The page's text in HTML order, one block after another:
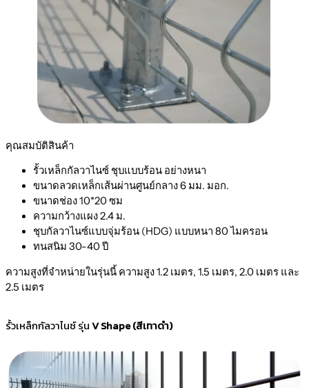
คุณสมบัติสินค้า
รั้วเหล็กกัลวาไนซ์ ชุบแบบร้อน อย่างหนา
ขนาดลวดเหล็กเส้นผ่านศูนย์กลาง 6 มม. มอก.
ขนาดช่อง 10*20 ซม
ความกว้างแผง 2.4 ม.
ชุบกัลวาไนซ์แบบจุ่มร้อน (HDG) แบบหนา 80 ไมครอน
ทนสนิม 30-40 ปี
ความสูงที่จำหน่ายในรุ่นนี้ ความสูง 1.2 เมตร, 1.5 เมตร, 2.0 เมตร และ
2.5 เมตร
รั้วเหล็กกัลวาไนซ์ รุ่นV Shape (สีเทาดำ)